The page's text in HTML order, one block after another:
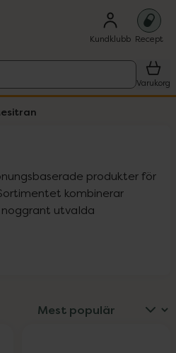
Kundklubb Recept
Varukorg
produkter för
kombinerar
utvalda